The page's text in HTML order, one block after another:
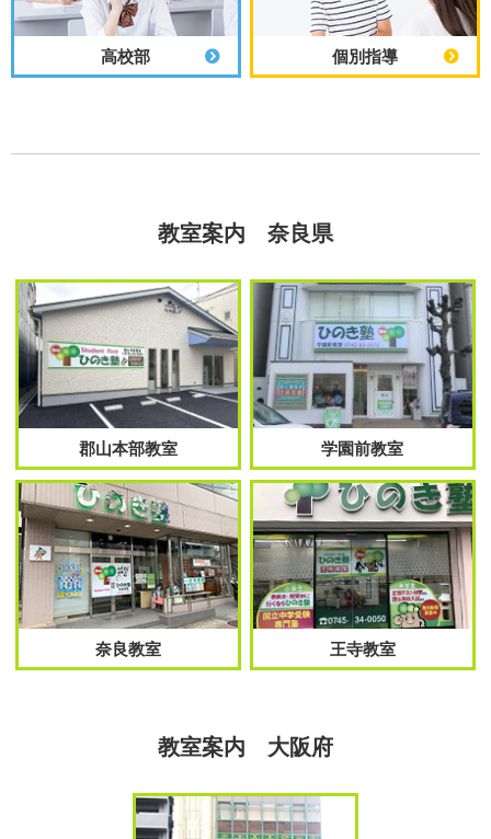
高校部 個別指導
教室案内 奈良県
郡山本部教室 学園前教室
奈良教室 王寺教室
教室案内 大阪府